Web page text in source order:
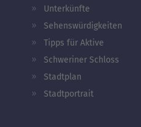
Unterkünfte
Sehenswürdigkeiten
Tipps für Aktive
Schweriner Schloss
Stadtplan
Stadtportrait